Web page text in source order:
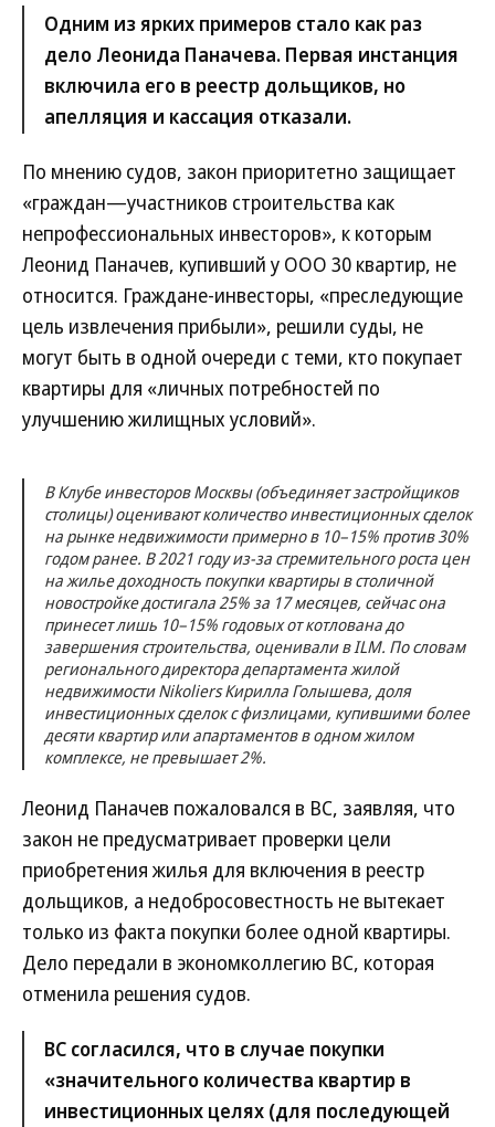
Одним из ярких примеров стало как раз
дело Леонида Паначева. Первая инстанция
включила его в реестр дольщиков, но
апелляция и кассация отказали.
По мнению судов, закон приоритетно защищает
«граждан—участников строительства как
непрофессиональных инвесторов», к которым
Леонид Паначев, купивший у ООО 30 квартир, не
относится. Граждане-инвесторы, «преследующие
цель извлечения прибыли», решили суды, не
могут быть в одной очереди с теми, кто покупает
квартиры для «личных потребностей по
улучшению жилищных условий».
В Клубе инвесторов Москвы (объединяет застройщиков
столицы) оценивают количество инвестиционных сделок
на рынке недвижимости примерно в 10–15% против 30%
годом ранее. В 2021 году из-за стремительного роста цен
на жилье доходность покупки квартиры в столичной
новостройке достигала 25% за 17 месяцев, сейчас она
принесет лишь 10–15% годовых от котлована до
завершения строительства, оценивали в ILM. По словам
регионального директора департамента жилой
недвижимости Nikoliers Кирилла Голышева, доля
инвестиционных сделок с физлицами, купившими более
десяти квартир или апартаментов в одном жилом
комплексе, не превышает 2%.
Леонид Паначев пожаловался в ВС, заявляя, что
закон не предусматривает проверки цели
приобретения жилья для включения в реестр
дольщиков, а недобросовестность не вытекает
только из факта покупки более одной квартиры.
Дело передали в экономколлегию ВС, которая
отменила решения судов.
ВС согласился, что в случае покупки
«значительного количества квартир в
инвестиционных целях (для последующей